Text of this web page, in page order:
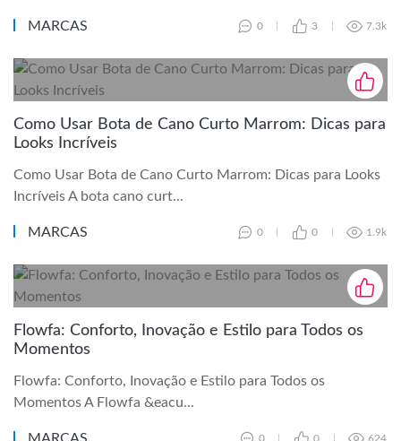
MARCAS 0 3 7.3k
Como Usar Bota de Cano Curto Marrom: Dicas para
Looks Incríveis
Como Usar Bota de Cano Curto Marrom: Dicas para Looks
Incríveis A bota cano curt...
MARCAS 0 0 1.9k
Flowfa: Conforto, Inovação e Estilo para Todos os
Momentos
Flowfa: Conforto, Inovação e Estilo para Todos os
Momentos A Flowfa &eacu...
0 0 624